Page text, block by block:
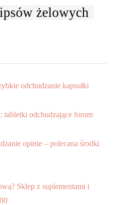
żelowych
odchudzanie kapsułki
tabletki odchudzające forum
opinie – polecana środki
Sklep z suplementami i